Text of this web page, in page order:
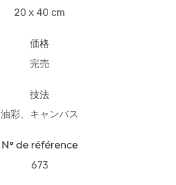
20 x 40 cm
価格
完売
技法
油彩、キャンバス
N° de référence
673